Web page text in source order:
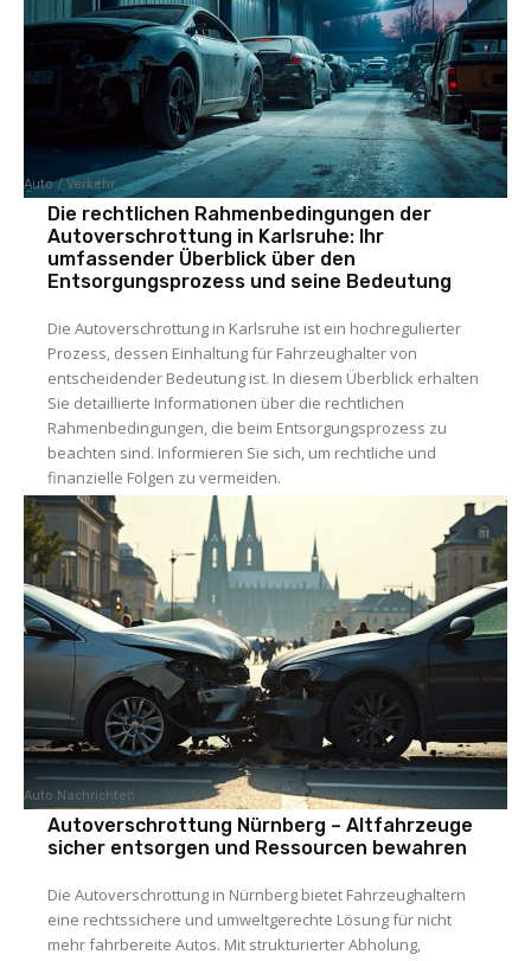
Auto / Verkehr
Die rechtlichen Rahmenbedingungen der
Autoverschrottung in Karlsruhe: Ihr
umfassender Überblick über den
Entsorgungsprozess und seine Bedeutung
Die Autoverschrottung in Karlsruhe ist ein hochregulierter
Prozess, dessen Einhaltung für Fahrzeughalter von
entscheidender Bedeutung ist. In diesem Überblick erhalten
Sie detaillierte Informationen über die rechtlichen
Rahmenbedingungen, die beim Entsorgungsprozess zu
beachten sind. Informieren Sie sich, um rechtliche und
finanzielle Folgen zu vermeiden.
Auto Nachrichten
Autoverschrottung Nürnberg – Altfahrzeuge
sicher entsorgen und Ressourcen bewahren
Die Autoverschrottung in Nürnberg bietet Fahrzeughaltern
eine rechtssichere und umweltgerechte Lösung für nicht
mehr fahrbereite Autos. Mit strukturierter Abholung,